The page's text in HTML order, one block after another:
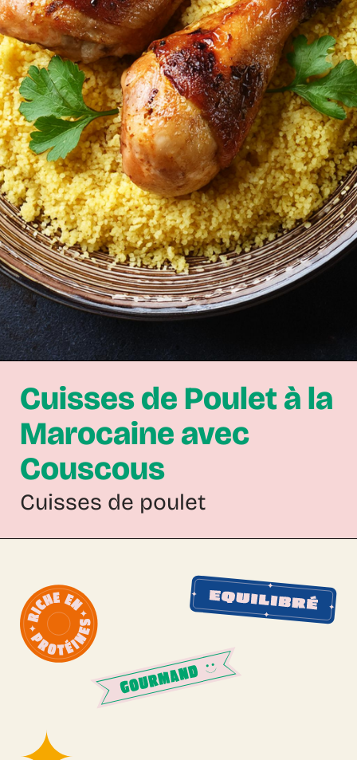
Cuisses de Poulet à la
Marocaine avec
Couscous
Cuisses de poulet